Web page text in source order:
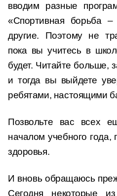
вводим разные
«Спортивная борьба
другие. Поэтому не
пока вы учитесь в
будет. Читайте больше,
и тогда вы выйдете
ребятами, настоящими
Позвольте вас всех
началом учебного года,
здоровья.
И вновь обращаюсь
Сегодня некоторые